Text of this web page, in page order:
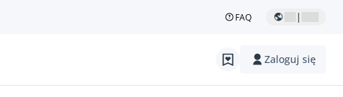
FAQ |
Zaloguj się